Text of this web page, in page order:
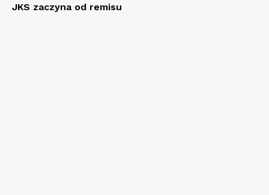
JKS zaczyna od remisu